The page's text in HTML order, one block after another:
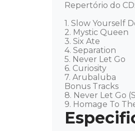
Repertório do CD:
1. Slow Yourself
2. Mystic Queen
3. Six Ate
4. Separation
5. Never Let Go
6. Curiosity
7. Arubaluba
Bonus Tracks
8. Never Let Go
9. Homage To